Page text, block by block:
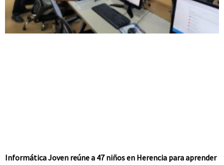
Informática Joven reúne a 47 niños en Herencia para aprender